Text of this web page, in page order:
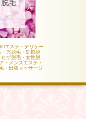
エステ・デリケー
光脱毛・SHR脱
ゲ脱毛・女性脱
・メンズエステ・
・出張マッサージ